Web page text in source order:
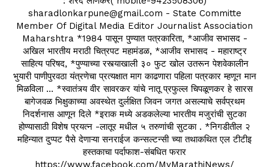
sharadlonkarpune@gmail.com - State Committe
Member Of Digital Media Editor Journalist Association
Maharshtra *1984 पासून पुण्यात पत्रकारिता, *आजीव सभासद -
अखिल भारतीय मराठी चित्रपट महामंडळ, *आजीव सभासद - महाराष्ट्र
साहित्य परिषद, *पुण्याच्या रस्त्याखाली ३० फुट खोल उतरून पेशवेकालीन
भुयारी पाणीपुरवठा यंत्रणेचा प्रत्यक्षात माग काढणारा पहिला पत्रकार म्हणून मान
मिळविला ... *स्वातंत्र्य वीर सावरकर यांचे नातू प्रफुल्ल चिपळूणकर हे सारस
बागेजवळ भिक्षुकाच्या अवस्थेत दुर्लक्षित जिवन जगत असल्याचे सर्वप्रथम
निदर्शनास आणून दिले *इराक मध्ये अडकलेल्या भारतीय मजुरांची सुटका
होण्यासाठी विशेष प्रयत्न -लातूर मधील ५ तरुणांची सुटका . *निगडीतील २
महिन्यात दुप्पट पैसे देणाऱ्या सनराईज कन्सल्टन्सी च्या तथाकथित एल टीटीइ
हस्तकाचा पर्दाफाश-संबधित फरार
https://www.facebook.com/MyMarathiNews/